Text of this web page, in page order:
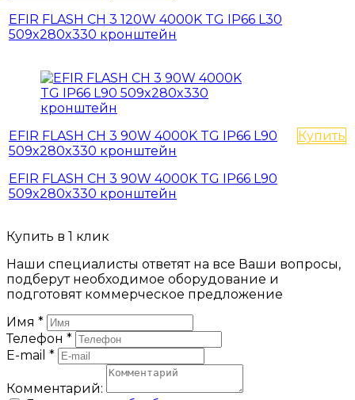
EFIR FLASH СН 3 120W 4000K TG IР66 L30
509x280x330 кронштейн
EFIR FLASH СН 3 90W 4000K TG IР66 L90
509x280x330 кронштейн
EFIR FLASH СН 3 90W 4000K TG IР66 L90
509x280x330 кронштейн
Купить
Купить в 1 клик
Наши специалисты ответят на все Ваши вопросы,
подберут необходимое оборудование и
подготовят коммерческое предложение
Имя *
Телефон *
E-mail *
Комментарий: